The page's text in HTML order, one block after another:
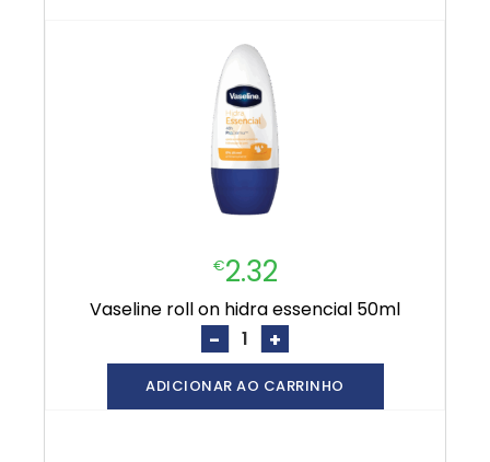
€2.32
vaseline roll on hidra essencial 50ml
- +
ADICIONAR AO CARRINHO